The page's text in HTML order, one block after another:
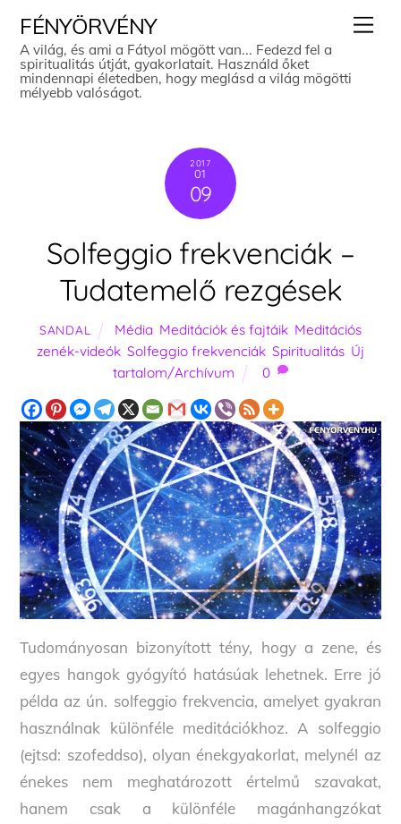
content
FÉNYÖRVÉNY
A világ, és ami a Fátyol mögött van... Fedezd fel a
spiritualitás útját, gyakorlatait. Használd őket
mindennapi életedben, hogy meglásd a világ mögötti
mélyebb valóságot.
2017
01
09
Solfeggio frekvenciák –
Tudatemelő rezgések
SANDAL Média Meditációk és fajtáik, Meditációs
zenék-videók Solfeggio frekvenciák Spiritualitás Új
tartalom/Archívum
0
Tudományosan bizonyított tény, hogy a zene, és
egyes hangok gyógyító hatásúak lehetnek. Erre jó
példa az ún. solfeggio frekvencia, amelyet gyakran
használnak különféle meditációkhoz. A solfeggio
(ejtsd: szofeddso), olyan énekgyakorlat, melynél az
énekes nem meghatározott értelmű szavakat,
hanem csak a különféle magánhangzókat